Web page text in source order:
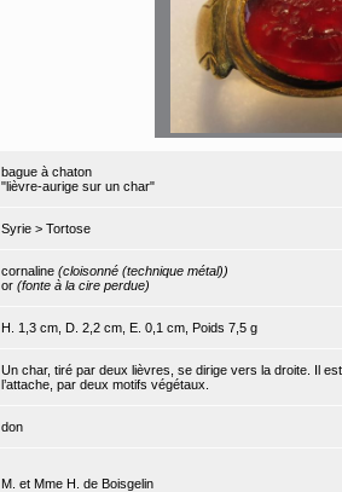
bague à chaton
"lièvre-aurige sur un char"
Syrie > Tortose
cornaline (cloisonné (technique métal))
or (fonte à la cire perdue)
H. 1,3 cm, D. 2,2 cm, E. 0,1 cm, Poids 7,5 g
Un char, tiré par deux lièvres, se dirige vers la droite. Il
l’attache, par deux motifs végétaux.
don
M. et Mme H. de Boisgelin